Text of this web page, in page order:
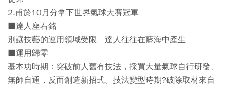
2.甫於10月分拿下世界氣球大賽冠軍
■達人座右銘
別讓技藝的運用領域受限 達人往往在藍海中產生
■運用歸零
基本功時期：突破前人舊有技法，採買大量氣球自行研發、
無師自通，反而創造新招式。技法變型時期?破除取材來自